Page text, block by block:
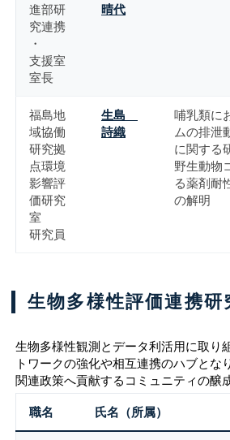
進部研
究連携
・
支援室
室長
晴代
福島地
域協働
研究拠
点環境
影響評
価研究
室
研究員
生島
詩織
哺乳類に
ムの排泄
に関する
野生動物
る薬剤耐
の解明
生物多様性評価連携
生物多様性観測とデータ利活用に取り
トワークの強化や相互連携のハブとな
関連政策へ貢献するコミュニティの醸
職名 氏名（所属）